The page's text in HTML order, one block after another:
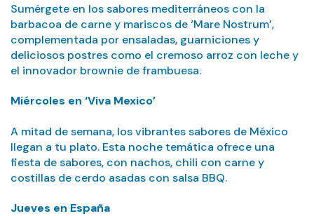
Sumérgete en los sabores mediterráneos con la
barbacoa de carne y mariscos de ‘Mare Nostrum’,
complementada por ensaladas, guarniciones y
deliciosos postres como el cremoso arroz con leche y
el innovador brownie de frambuesa.
Miércoles en ‘Viva Mexico’
A mitad de semana, los vibrantes sabores de México
llegan a tu plato. Esta noche temática ofrece una
fiesta de sabores, con nachos, chili con carne y
costillas de cerdo asadas con salsa BBQ.
Jueves en España